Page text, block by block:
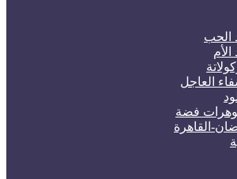
الحب
الأم
العاجل
فضة
القاهرة